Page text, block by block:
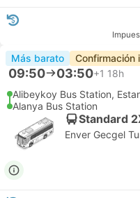
Más barato Confirmación
09:50 03:50+1 18h
Alibeykoy Bus Station,
Alanya Bus Station
Standard
Enver Gecgel